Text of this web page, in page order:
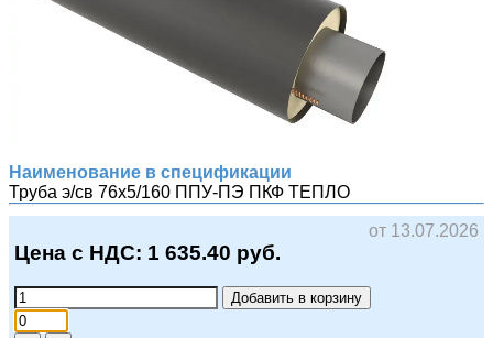
Наименование в спецификации
Труба э/св 76х5/160 ППУ-ПЭ ПКФ ТЕПЛО
от 13.07.2026
Цена с НДС: 1 635.40 руб.
Добавить в корзину